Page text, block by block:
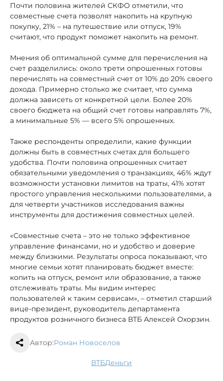
Почти половина жителей СКФО отметили, что
совместные счета позволят накопить на крупную
покупку, 21% – на путешествие или отпуск, 19%
считают, что продукт поможет накопить на ремонт.
Мнения об оптимальной сумме для перечисления на
счет разделились: около трети опрошенных готовы
перечислять на совместный счет от 10% до 20% своего
дохода. Примерно столько же считает, что сумма
должна зависеть от конкретной цели. Более 20%
своего бюджета на общий счет готовы направлять 7%,
а минимальные 5% — всего 5% опрошенных.
Также респонденты определили, какие функции
должны быть в совместных счетах для большего
удобства. Почти половина опрошенных считает
обязательными уведомления о транзакциях, 46% ждут
возможности установки лимитов на траты, 41% хотят
простого управления несколькими пользователями, а
для четверти участников исследования важны
инструменты для достижения совместных целей.
«Совместные счета – это не только эффективное
управление финансами, но и удобство и доверие
между близкими. Результаты опроса показывают, что
многие семьи хотят планировать бюджет вместе:
копить на отпуск, ремонт или образование, а также
отслеживать траты. Мы видим интерес
пользователей к таким сервисам», – отметил старший
вице-президент, руководитель департамента
продуктов розничного бизнеса ВТБ Алексей Охорзин.
Автор:Роман Новоселов
ВТБ деньги